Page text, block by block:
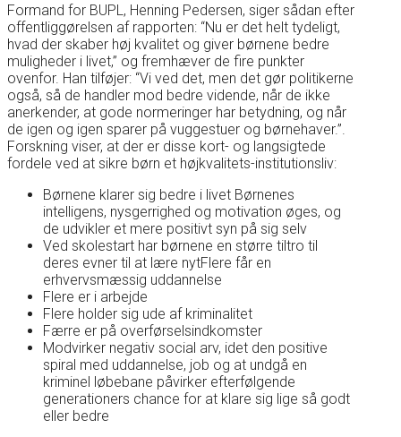
Formand for BUPL, Henning Pedersen, siger sådan efter
offentliggørelsen af rapporten: “Nu er det helt tydeligt,
hvad der skaber høj kvalitet og giver børnene bedre
muligheder i livet,” og fremhæver de fire punkter
ovenfor. Han tilføjer: “Vi ved det, men det gør politikerne
også, så de handler mod bedre vidende, når de ikke
anerkender, at gode normeringer har betydning, og når
de igen og igen sparer på vuggestuer og børnehaver.”.
Forskning viser, at der er disse kort- og langsigtede
fordele ved at sikre børn et højkvalitets-institutionsliv:
Børnene klarer sig bedre i livet Børnenes
intelligens, nysgerrighed og motivation øges, og
de udvikler et mere positivt syn på sig selv
Ved skolestart har børnene en større tiltro til
deres evner til at lære nytFlere får en
erhvervsmæssig uddannelse
Flere er i arbejde
Flere holder sig ude af kriminalitet
Færre er på overførselsindkomster
Modvirker negativ social arv, idet den positive
spiral med uddannelse, job og at undgå en
kriminel løbebane påvirker efterfølgende
generationers chance for at klare sig lige så godt
eller bedre